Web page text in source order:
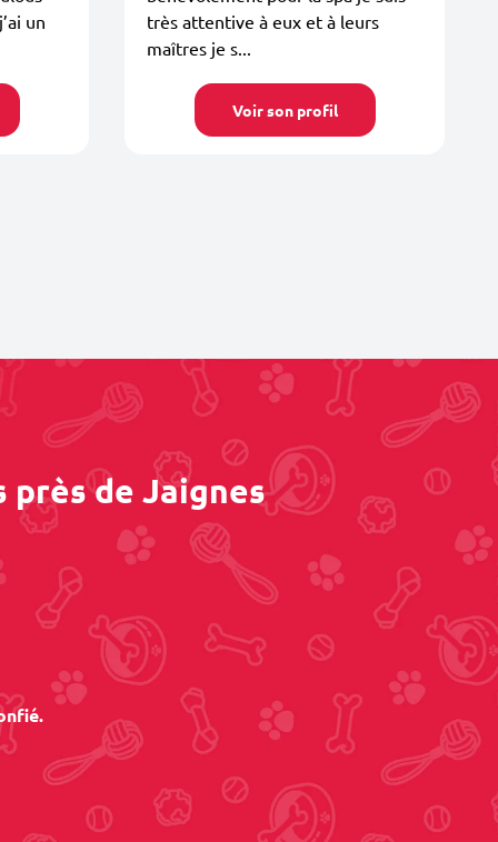
un
très attentive à eux et à leurs
maîtres je s...
Voir son profil
près de Jaignes